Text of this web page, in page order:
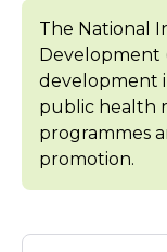
The National
Development
development
public health
programmes
promotion.